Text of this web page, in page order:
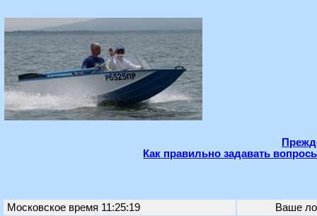
Как правильно задавать
Московское время 11:25:19 Ваше